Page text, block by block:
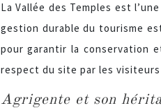
La Vallée des Temples est
gestion durable du tourisme
pour garantir la conservation
respect du site par les
Agrigente et son